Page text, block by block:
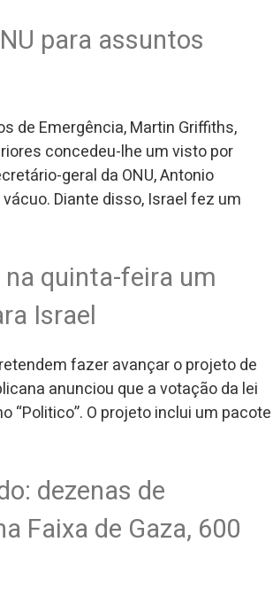
para assuntos
de Emergência, Martin Griffiths,
concedeu-lhe um visto por
geral da ONU, Antonio
Diante disso, Israel fez um
na quinta-feira um
Israel
fazer avançar o projeto de
anunciou que a votação da lei
O projeto inclui um pacote
dezenas de
Faixa de Gaza, 600